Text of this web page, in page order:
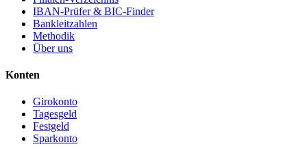
IBAN-Prüfer & BIC-Finder
Bankleitzahlen
Methodik
Über uns
Konten
Girokonto
Tagesgeld
Festgeld
Sparkonto